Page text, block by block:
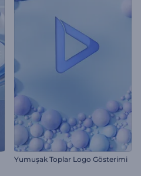
Yumuşak Toplar Logo Gösterimi